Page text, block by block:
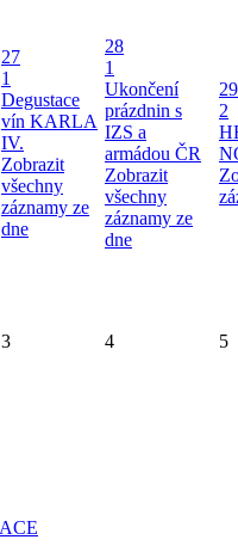
27
1
Degustace
vín KARLA
IV.
Zobrazit
všechny
záznamy ze
dne
28
1
Ukončení
prázdnin s
IZS a
armádou ČR
Zobrazit
všechny
záznamy ze
dne
29
2
3 4 5